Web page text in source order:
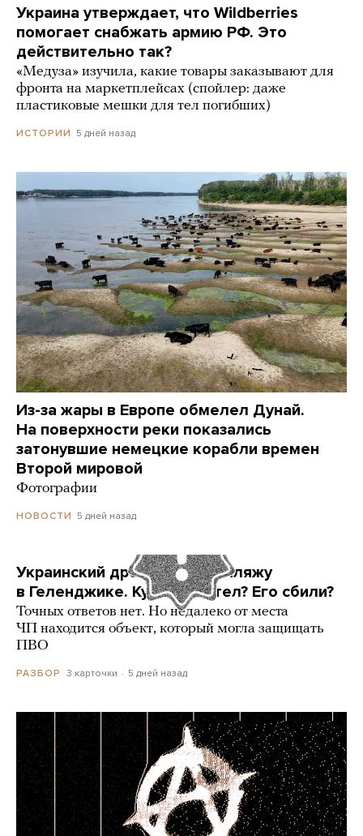
Украина утверждает, что Wildberries
помогает снабжать армию РФ. Это
действительно так?
«Медуза» изучила, какие товары заказывают для
фронта на маркетплейсах (спойлер: даже
пластиковые мешки для тел погибших)
ИСТОРИИ 5 дней назад
Из-за жары в Европе обмелел Дунай.
На поверхности реки показались
затонувшие немецкие корабли времен
Второй мировой
Фотографии
НОВОСТИ 5 дней назад
Украинский дрон попал по пляжу
в Геленджике. Куда он летел? Его сбили?
Точных ответов нет. Но недалеко от места
ЧП находится объект, который могла защищать
ПВО
РАЗБОР 3 карточки 5 дней назад